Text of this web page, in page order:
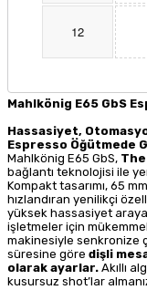
12
Mahlkönig E65 GbS
Hassasiyet,
Espresso Öğütmede
Mahlkönig E65 GbS,
bağlantı teknolojisi ile
Kompakt tasarımı, 65
hızlandıran yenilikçi
yüksek hassasiyet
işletmeler için
makinesiyle senkronize
süresine göre dişli
olarak ayarlar. Akıllı
kusursuz shot’lar